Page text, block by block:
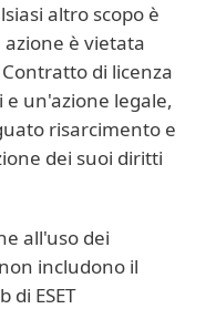
altro scopo è
è vietata
di licenza
e un'azione legale,
risarcimento e
dei suoi diritti
all'uso dei
includono il
di ESET